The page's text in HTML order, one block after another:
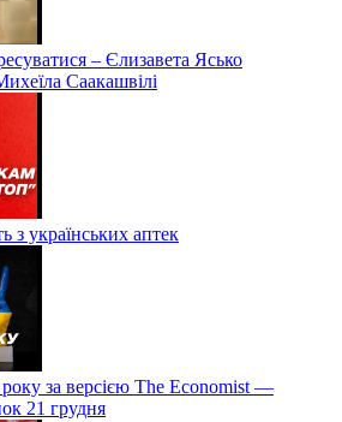
– Єлизавета Ясько
Саакашвілі
з українських аптек
року за версією The Economist —
21 грудня